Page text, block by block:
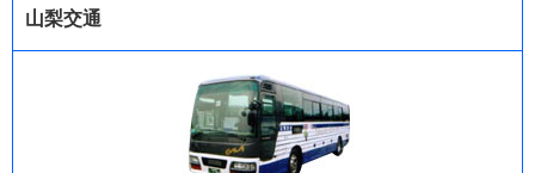
山梨交通